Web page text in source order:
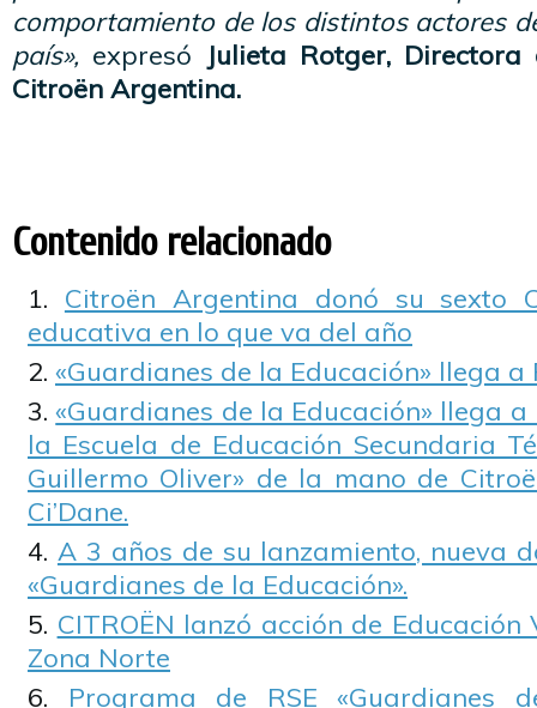
comportamiento de los distintos actores
país», expresó
Julieta Rotger,
Citroën Argentina.
Contenido relacionado
Citroën Argentina donó su sexto
educativa en lo que va del año
«Guardianes de la Educación» llega a
«Guardianes de la Educación» llega
la Escuela de Educación Secundaria
Guillermo Oliver» de la mano de
Ci’Dane.
A 3 años de su lanzamiento, nueva
«Guardianes de la Educación».
CITROËN lanzó acción de
Zona Norte
Programa de RSE «Guardianes